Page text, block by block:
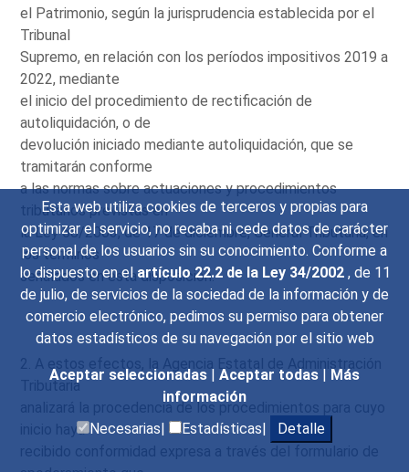
Esta web utiliza cookies de terceros y propias para
optimizar el servicio, no recaba ni cede datos de carácter
personal de los usuarios sin su conocimiento. Conforme a
lo dispuesto en elartículo 22.2 de la Ley 34/2002 , de 11
de julio, de servicios de la sociedad de la información y de
comercio electrónico, pedimos su permiso para obtener
datos estadísticos de su navegación por el sitio web
Aceptar seleccionadas | Aceptar todas|Más
información
Necesarias|
Estadísticas| Detalle
el Patrimonio, según la jurisprudencia establecida por el
Tribunal
Supremo, en relación con los períodos impositivos 2019 a
2022, mediante
el inicio del procedimiento de rectificación de
autoliquidación, o de
devolución iniciado mediante autoliquidación, que se
tramitarán conforme
a las normas sobre actuaciones y procedimientos
tributarios previstas en
la Ley 58/2003, de 17 de diciembre, General Tributaria, en
los términos
señalados en esta disposición.
2. A estos efectos, la Agencia Estatal de Administración
Tributaria
analizará la procedencia de los procedimientos para cuyo
inicio haya
recibido conformidad expresa a través del formulario de